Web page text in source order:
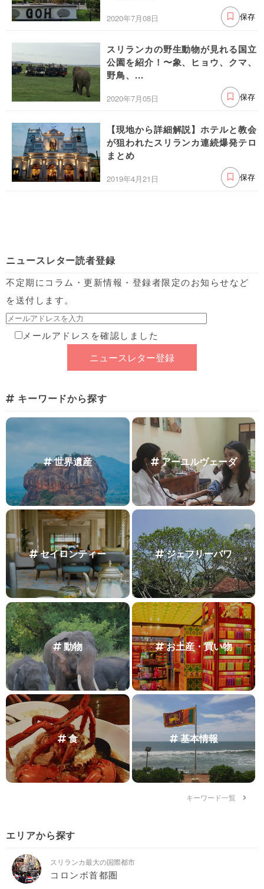
2020年7月08日 保存
スリランカの野生動物が見れる国立
公園を紹介！〜象、ヒョウ、クマ、
野鳥、...
2020年7月05日 保存
【現地から詳細解説】ホテルと教会
が狙われたスリランカ連続爆発テロ
まとめ
2019年4月21日 保存
ニュースレター読者登録
不定期にコラム・更新情報・登録者限定のお知らせなど
を送付します。
メールアドレスを確認しました
キーワードから探す
世界遺産 アーユルヴェーダ
セイロンティー ジェフリーバワ
動物 お土産・買い物
食 基本情報
キーワード一覧
エリアから探す
スリランカ最大の国際都市
コロンボ首都圏